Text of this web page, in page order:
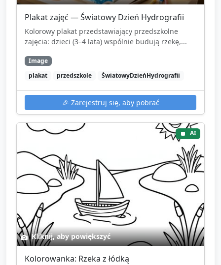
Plakat zajęć — Światowy Dzień Hydrografii
Kolorowy plakat przedstawiający przedszkolne
zajęcia: dzieci (3–4 lata) wspólnie budują rzekę,...
Image
plakat
przedszkole ŚwiatowyDzieńHydrografii
🎉 Zarejestruj się, aby pobrać
AI
Kliknij, aby powiększyć
Kolorowanka: Rzeka z łódką